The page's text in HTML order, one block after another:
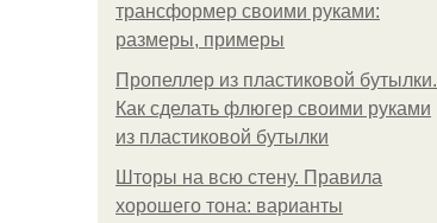
трансформер своими руками:
размеры, примеры
Пропеллер из пластиковой бутылки.
Как сделать флюгер своими руками
из пластиковой бутылки
Шторы на всю стену. Правила
хорошего тона: варианты